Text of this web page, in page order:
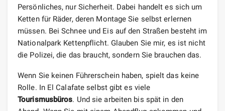
Persönliches, nur Sicherheit. Dabei handelt es sich um
Ketten für Räder, deren Montage Sie selbst erlernen
müssen. Bei Schnee und Eis auf den Straßen besteht im
Nationalpark Kettenpflicht. Glauben Sie mir, es ist nicht
die Polizei, die das braucht, sondern Sie brauchen das.
Wenn Sie keinen Führerschein haben, spielt das keine
Rolle. In El Calafate selbst gibt es viele
Tourismusbüros. Und sie arbeiten bis spät in den